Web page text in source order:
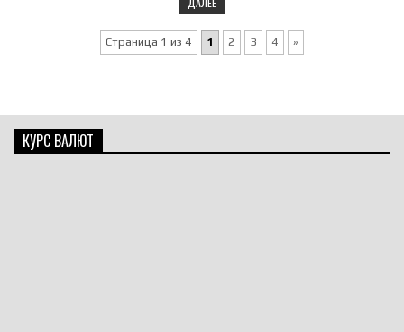
Страница 1 из 4 1 2 3 4 »
КУРС ВАЛЮТ